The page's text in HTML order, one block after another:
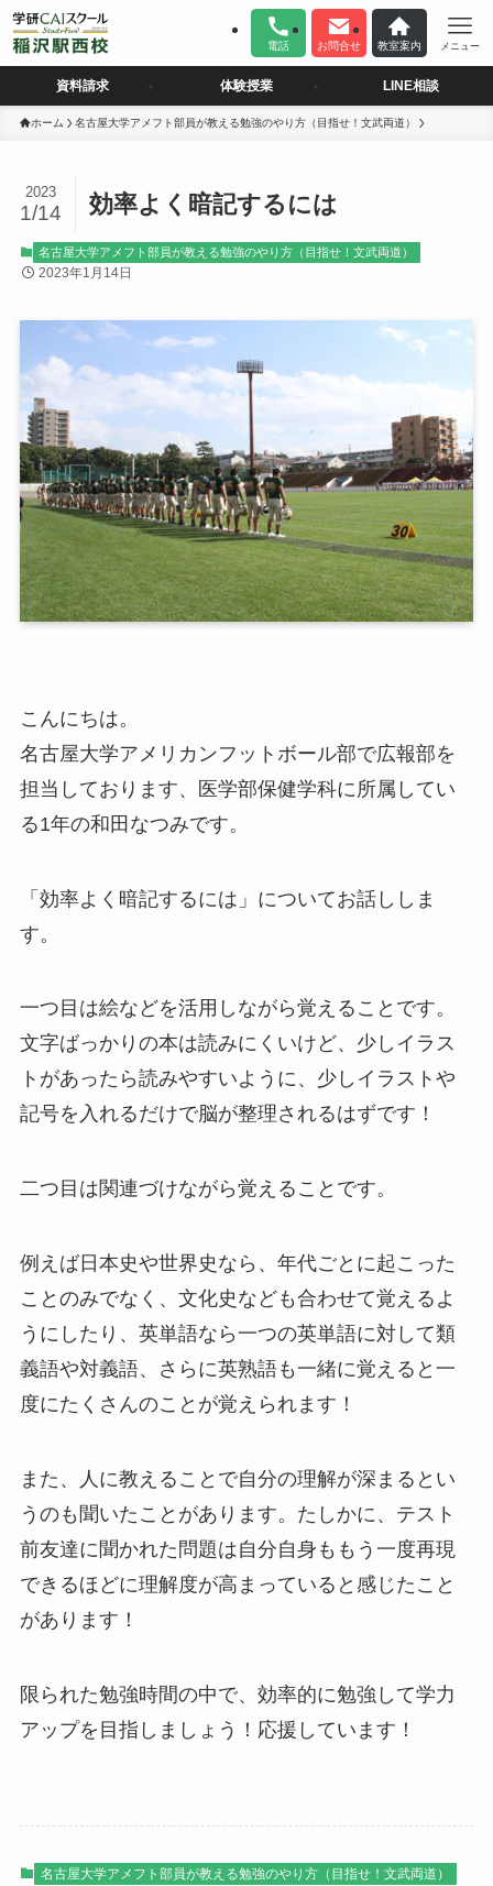
電話 お問合せ 教室案内 メニュー
資料請求 体験授業 LINE相談
ホーム 名古屋大学アメフト部員が教える勉強のやり方（目指せ！文武両道）
効率よく暗記するには
2023
1/14
名古屋大学アメフト部員が教える勉強のやり方（目指せ！文武両道）
2023年1月14日
こんにちは。
名古屋大学アメリカンフットボール部で広報部を
担当しております、医学部保健学科に所属してい
る1年の和田なつみです。
「効率よく暗記するには」についてお話ししま
す。
一つ目は絵などを活用しながら覚えることです。
文字ばっかりの本は読みにくいけど、少しイラス
トがあったら読みやすいように、少しイラストや
記号を入れるだけで脳が整理されるはずです！
二つ目は関連づけながら覚えることです。
例えば日本史や世界史なら、年代ごとに起こった
ことのみでなく、文化史なども合わせて覚えるよ
うにしたり、英単語なら一つの英単語に対して類
義語や対義語、さらに英熟語も一緒に覚えると一
度にたくさんのことが覚えられます！
また、人に教えることで自分の理解が深まるとい
うのも聞いたことがあります。たしかに、テスト
前友達に聞かれた問題は自分自身ももう一度再現
できるほどに理解度が高まっていると感じたこと
があります！
限られた勉強時間の中で、効率的に勉強して学力
アップを目指しましょう！応援しています！
名古屋大学アメフト部員が教える勉強のやり方（目指せ！文武両道）